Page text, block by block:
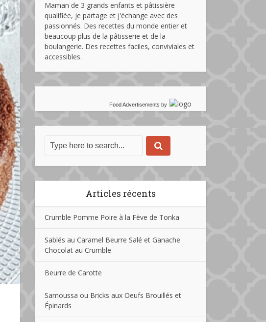
Maman de 3 grands enfants et pâtissière
qualifiée, je partage et j'échange avec des
passionnés. Des recettes du monde entier et
beaucoup plus de la pâtisserie et de la
boulangerie. Des recettes faciles, conviviales et
accessibles.
Food Advertisements by
Articles récents
Crumble Pomme Poire à la Fève de Tonka
Sablés au Caramel Beurre Salé et Ganache
Chocolat au Crumble
Beurre de Carotte
Samoussa ou Bricks aux Oeufs Brouillés et
Épinards